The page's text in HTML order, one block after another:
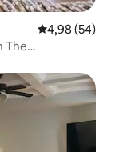
4,98 (54)
The